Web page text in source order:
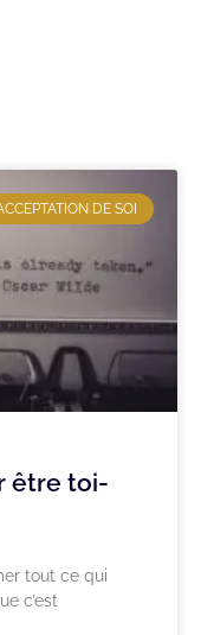
DE SOI
être toi-
tout ce qui
c’est